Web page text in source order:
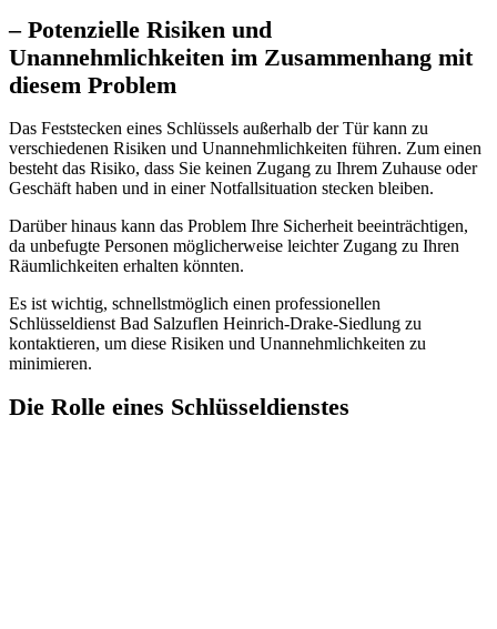
– Potenzielle Risiken und
Unannehmlichkeiten im Zusammenhang mit
diesem Problem
Das Feststecken eines Schlüssels außerhalb der Tür kann zu
verschiedenen Risiken und Unannehmlichkeiten führen.​ Zum einen
besteht das Risiko, dass Sie keinen Zugang zu Ihrem Zuhause oder
Geschäft haben und in einer Notfallsituation stecken bleiben.​
Darüber hinaus kann das Problem Ihre Sicherheit beeinträchtigen,
da unbefugte Personen möglicherweise leichter Zugang zu Ihren
Räumlichkeiten erhalten könnten.​
Es ist wichtig, schnellstmöglich einen professionellen
Schlüsseldienst Bad Salzuflen Heinrich-Drake-Siedlung zu
kontaktieren, um diese Risiken und Unannehmlichkeiten zu
minimieren.​
Die Rolle eines Schlüsseldienstes